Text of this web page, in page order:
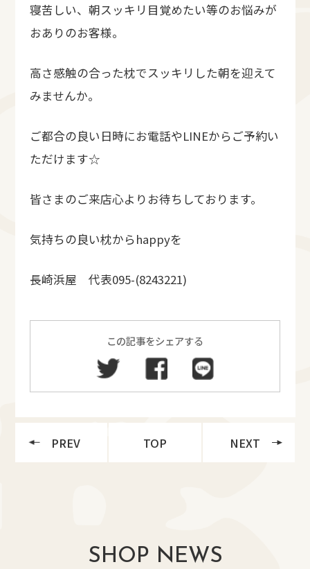
寝苦しい、朝スッキリ目覚めたい等のお悩みが
おありのお客様。
高さ感触の合った枕でスッキリした朝を迎えて
みませんか。
ご都合の良い日時にお電話やLINEからご予約い
ただけます☆
皆さまのご来店心よりお待ちしております。
気持ちの良い枕からhappyを
長崎浜屋 代表095-(8243221)
この記事をシェアする
PREV TOP NEXT
SHOP NEWS